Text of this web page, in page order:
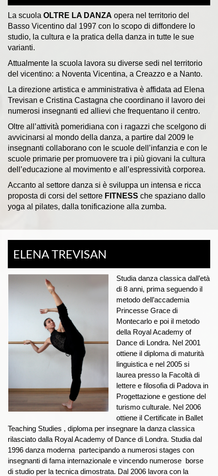
La scuola OLTRE LA DANZA opera nel territorio del
Basso Vicentino dal 1997 con lo scopo di diffondere lo
studio, la cultura e la pratica della danza in tutte le sue
varianti.
Attualmente la scuola lavora su diverse sedi nel territorio
del vicentino: a Noventa Vicentina, a Creazzo e a Nanto.
La direzione artistica e amministrativa è affidata ad Elena
Trevisan e Cristina Castagna che coordinano il lavoro dei
numerosi insegnanti ed allievi che frequentano il centro.
Oltre all’attività pomeridiana con i ragazzi che scelgono di
avvicinarsi al mondo della danza, a partire dal 2009 le
insegnanti collaborano con le scuole dell’infanzia e con le
scuole primarie per promuovere tra i più giovani la cultura
dell’educazione al movimento e all’espressività corporea.
Accanto al settore danza si è sviluppa un intensa e ricca
proposta di corsi del settore FITNESS che spaziano dallo
yoga al pilates, dalla tonificazione alla zumba.
ELENA TREVISAN
Studia danza classica dall’età
di 8 anni, prima seguendo il
metodo dell’accademia
Princesse Grace di
Montecarlo e poi il metodo
della Royal Academy of
Dance di Londra. Nel 2001
ottiene il diploma di maturità
linguistica e nel 2005 si
laurea presso la Facoltà di
lettere e filosofia di Padova in
Progettazione e gestione del
turismo culturale. Nel 2006
ottiene il Certificate in Ballet
Teaching Studies , diploma per insegnare la danza classica
rilasciato dalla Royal Academy of Dance di Londra. Studia dal
1996 danza moderna partecipando a numerosi stages con
insegnanti di fama internazionale e vincendo numerose borse
di studio per la tecnica dimostrata. Dal 2006 lavora con la